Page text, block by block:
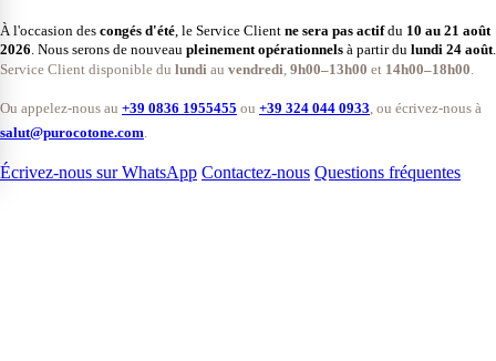
À l'occasion des congés d'été , le Service Client ne sera pas actifdu 10 au 21 août
2026 . Nous serons de nouveau pleinement opérationnels à partir du lundi 24 août
Service Client disponible du lundi au vendredi 9h00–13h00 et 14h00–18h00
Ou appelez-nous au +39 0836 1955455 ou +39 324 044 0933 , ou écrivez-nous à
salut@purocotone.com
Écrivez-nous sur WhatsApp Contactez-nous Questions fréquentes